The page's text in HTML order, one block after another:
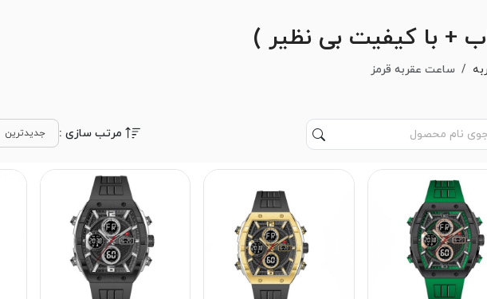
+ با کیفیت بی نظیر )
ساعت عقربه قرمز
مرتب سازی : جدیدترین